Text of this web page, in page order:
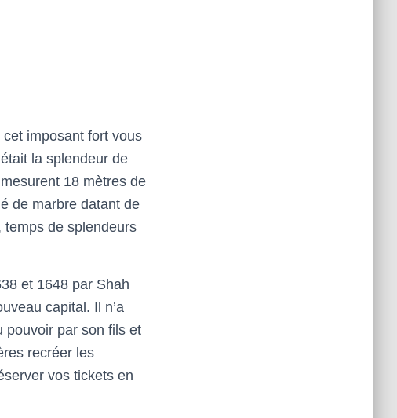
imposant fort vous
la splendeur de
18 mètres de
de marbre datant de
temps de splendeurs
et 1648 par Shah
capital. Il n’a
pouvoir par son fils et
recréer les
vos tickets en